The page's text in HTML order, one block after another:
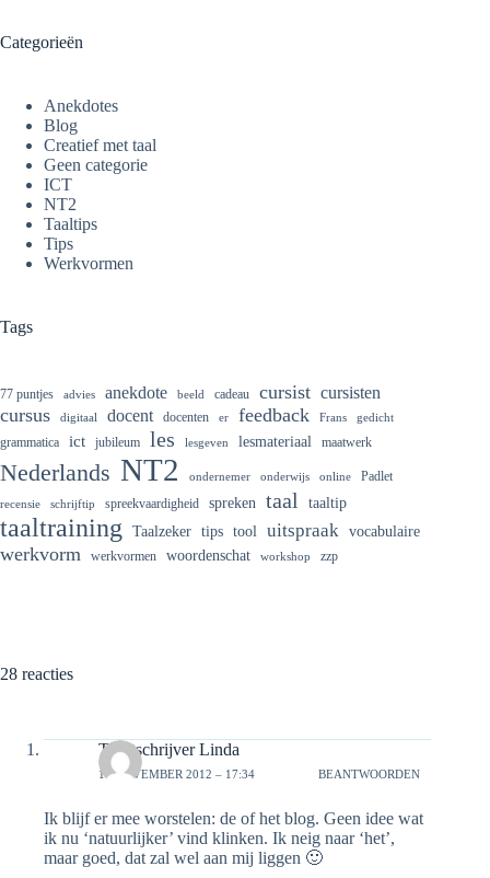
Categorieën
Anekdotes
Blog
Creatief met taal
Geen categorie
ICT
NT2
Taaltips
Tips
Werkvormen
Tags
77 puntjes advies anekdote beeld cadeau cursist cursisten
cursus digitaal docent docenten er feedback Frans gedicht
grammatica ict jubileum les lesgeven lesmateriaal maatwerk
Nederlands NT2 ondernemer onderwijs online Padlet
recensie schrijftip spreekvaardigheid spreken taal taaltip
taaltraining Taalzeker tips tool uitspraak vocabulaire
werkvorm werkvormen woordenschat workshop zzp
28 reacties
Tekstschrijver Linda
15 NOVEMBER 2012 – 17:34 BEANTWOORDEN
Ik blijf er mee worstelen: de of het blog. Geen idee wat
ik nu ‘natuurlijker’ vind klinken. Ik neig naar ‘het’,
maar goed, dat zal wel aan mij liggen 🙂